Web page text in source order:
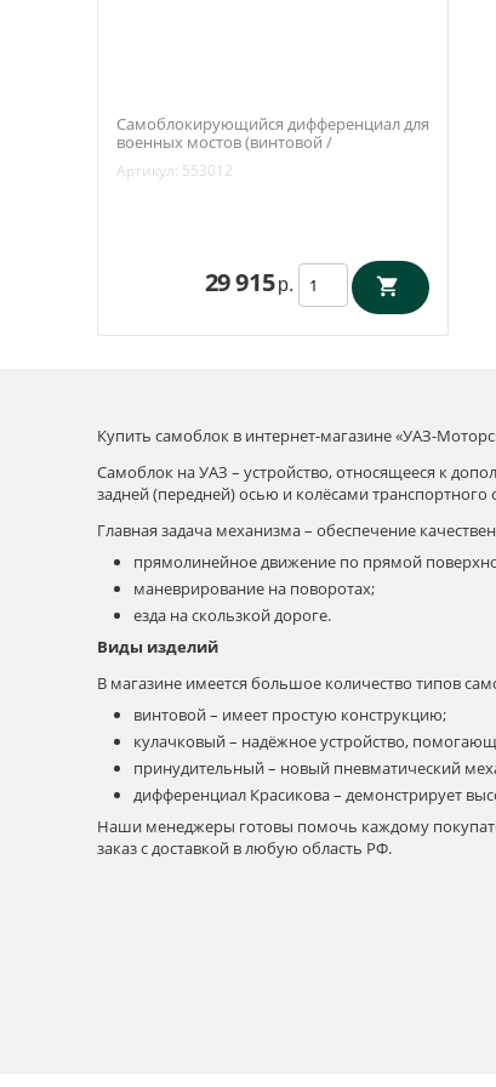
Самоблокирующийся дифференциал для
военных мостов (винтовой /
(redBTR) 553012
Артикул: 553012
29 915 р.
Купить самоблок в интернет-магазине «УАЗ-
Самоблок на УАЗ – устройство, относящееся к
задней (передней) осью и колёсами транспортного
Главная задача механизма – обеспечение
прямолинейное движение по прямой
маневрирование на поворотах;
езда на скользкой дороге.
Виды изделий
В магазине имеется большое количество типов
винтовой – имеет простую конструкцию;
кулачковый – надёжное устройство,
принудительный – новый пневматический
дифференциал Красикова – демонстрирует
Наши менеджеры готовы помочь каждому
заказ с доставкой в любую область РФ.